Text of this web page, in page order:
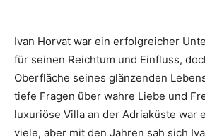
Ivan Horvat war ein erfolgreicher
für seinen Reichtum und Einfluss,
Oberfläche seines glänzenden
tiefe Fragen über wahre Liebe und
luxuriöse Villa an der Adriaküste war
viele, aber mit den Jahren sah sich